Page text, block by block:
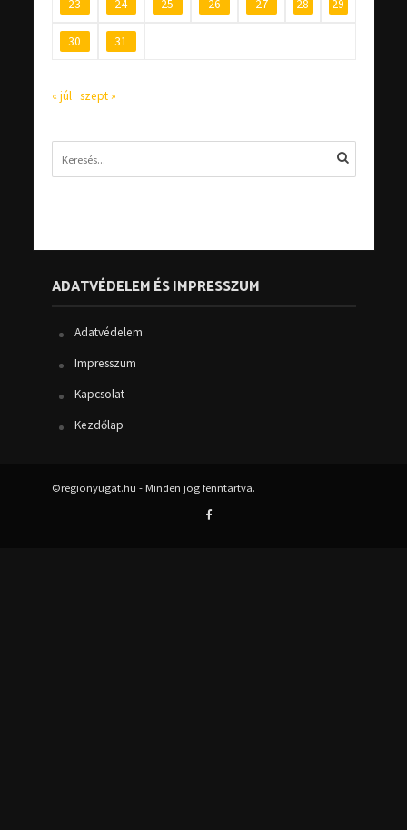
23 24 25 26 27 28 29
30 31
« júl szept »
ADATVÉDELEM ÉS IMPRESSZUM
Adatvédelem
Impresszum
Kapcsolat
Kezdőlap
©regionyugat.hu - Minden jog fenntartva.